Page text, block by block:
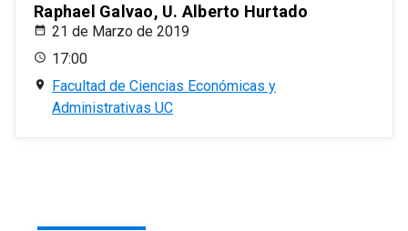
Raphael Galvao, U. Alberto Hurtado
21 de Marzo de 2019
17:00
Facultad de Ciencias Económicas y
Administrativas UC